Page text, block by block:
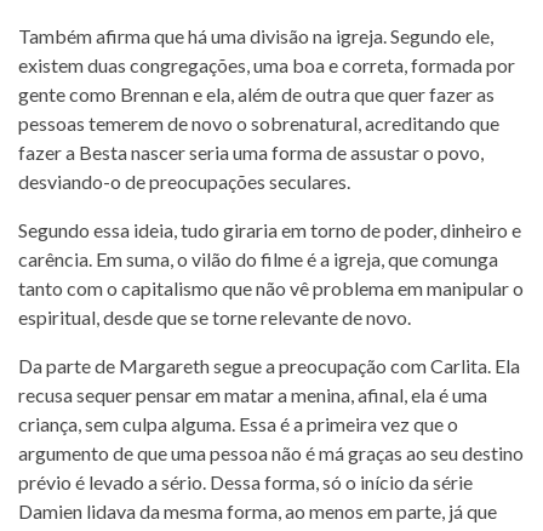
Também afirma que há uma divisão na igreja. Segundo ele,
existem duas congregações, uma boa e correta, formada por
gente como Brennan e ela, além de outra que quer fazer as
pessoas temerem de novo o sobrenatural, acreditando que
fazer a Besta nascer seria uma forma de assustar o povo,
desviando-o de preocupações seculares.
Segundo essa ideia, tudo giraria em torno de poder, dinheiro e
carência. Em suma, o vilão do filme é a igreja, que comunga
tanto com o capitalismo que não vê problema em manipular o
espiritual, desde que se torne relevante de novo.
Da parte de Margareth segue a preocupação com Carlita. Ela
recusa sequer pensar em matar a menina, afinal, ela é uma
criança, sem culpa alguma. Essa é a primeira vez que o
argumento de que uma pessoa não é má graças ao seu destino
prévio é levado a sério. Dessa forma, só o início da série
Damien lidava da mesma forma, ao menos em parte, já que